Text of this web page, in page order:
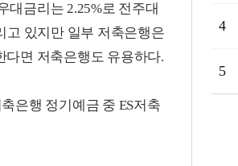
대금리는 2.25%로 전주대
고 있지만 일부 저축은행은
다면 저축은행도 유용하다.
은행 정기예금 중 ES저축
4
5